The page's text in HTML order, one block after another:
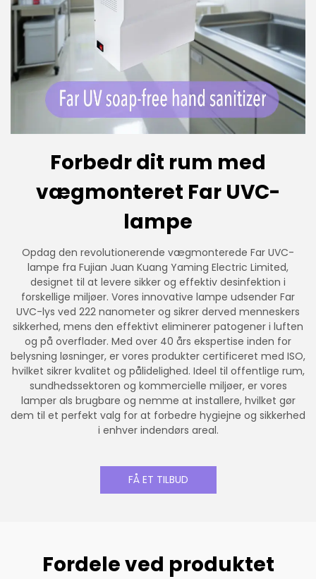
Forbedr dit rum med
vægmonteret Far UVC-
lampe
Opdag den revolutionerende vægmonterede Far UVC-
lampe fra Fujian Juan Kuang Yaming Electric Limited,
designet til at levere sikker og effektiv desinfektion i
forskellige miljøer. Vores innovative lampe udsender Far
UVC-lys ved 222 nanometer og sikrer derved menneskers
sikkerhed, mens den effektivt eliminerer patogener i luften
og på overflader. Med over 40 års ekspertise inden for
belysning løsninger, er vores produkter certificeret med ISO,
hvilket sikrer kvalitet og pålidelighed. Ideel til offentlige rum,
sundhedssektoren og kommercielle miljøer, er vores
lamper als brugbare og nemme at installere, hvilket gør
dem til et perfekt valg for at forbedre hygiejne og sikkerhed
i enhver indendørs areal.
FÅ ET TILBUD
Fordele ved produktet